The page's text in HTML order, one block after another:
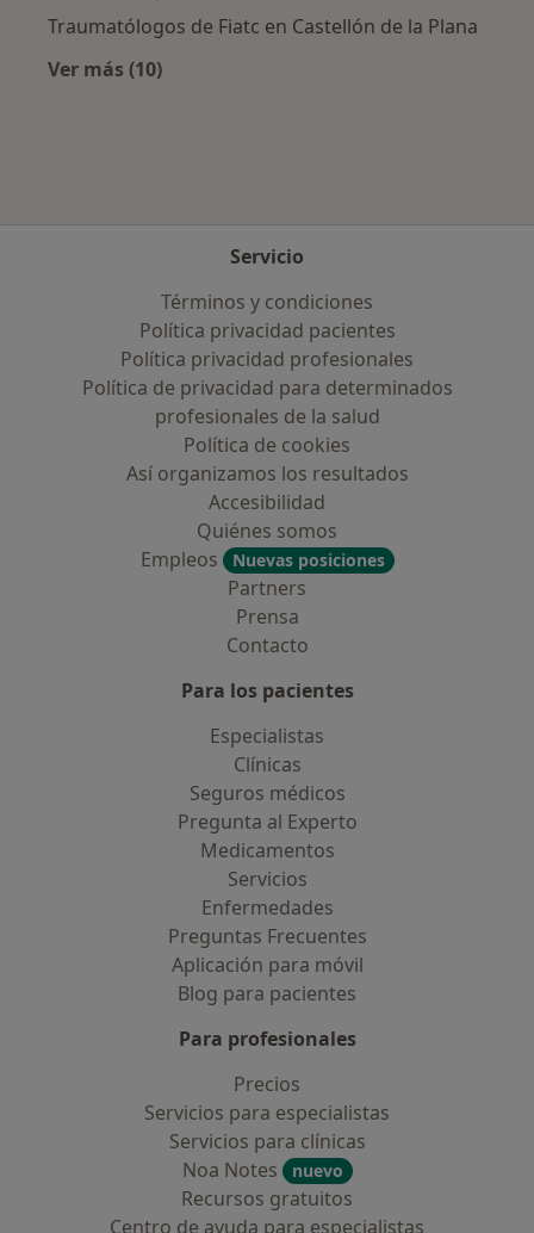
Traumatólogos de Fiatc en Castellón de la Plana
Ver más (10)
Servicio
Términos y condiciones
Política privacidad pacientes
Política privacidad profesionales
Política de privacidad para determinados
profesionales de la salud
Política de cookies
Así organizamos los resultados
Accesibilidad
Quiénes somos
Empleos
Nuevas posiciones
Partners
Prensa
Contacto
Para los pacientes
Especialistas
Clínicas
Seguros médicos
Pregunta al Experto
Medicamentos
Servicios
Enfermedades
Preguntas Frecuentes
Aplicación para móvil
Blog para pacientes
Para profesionales
Precios
Servicios para especialistas
Servicios para clínicas
Noa Notes
nuevo
Recursos gratuitos
Centro de ayuda para especialistas